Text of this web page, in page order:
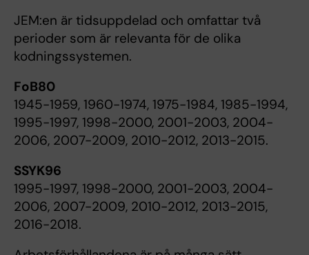
JEM:en är tidsuppdelad och omfattar två
perioder som är relevanta för de olika
kodningssystemen.
FoB80
1945-1959, 1960-1974, 1975-1984, 1985-1994,
1995-1997, 1998-2000, 2001-2003, 2004-
2006, 2007-2009, 2010-2012, 2013-2015.
SSYK96
1995-1997, 1998-2000, 2001-2003, 2004-
2006, 2007-2009, 2010-2012, 2013-2015,
2016-2018.